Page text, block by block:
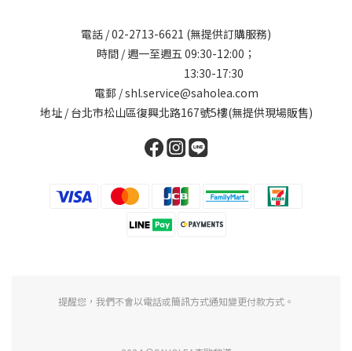
電話 /02-2713-6621 (無提供訂購服務)
時間 / 週一至週五 09:30-12:00；
13:30-17:30
電郵 / shl.service@saholea.com
地址 / 台北市松山區復興北路167號5樓(無提供現場販售)
提醒您，我們不會以電話或簡訊方式通知變更付款方式。